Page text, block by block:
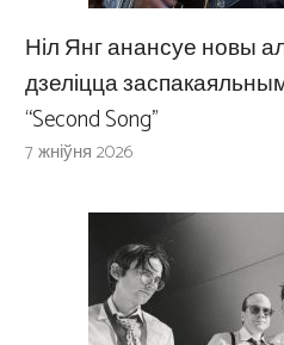
Ніл Янг анансуе новы
дзеліцца
“Second Song”
7 жніўня 2026